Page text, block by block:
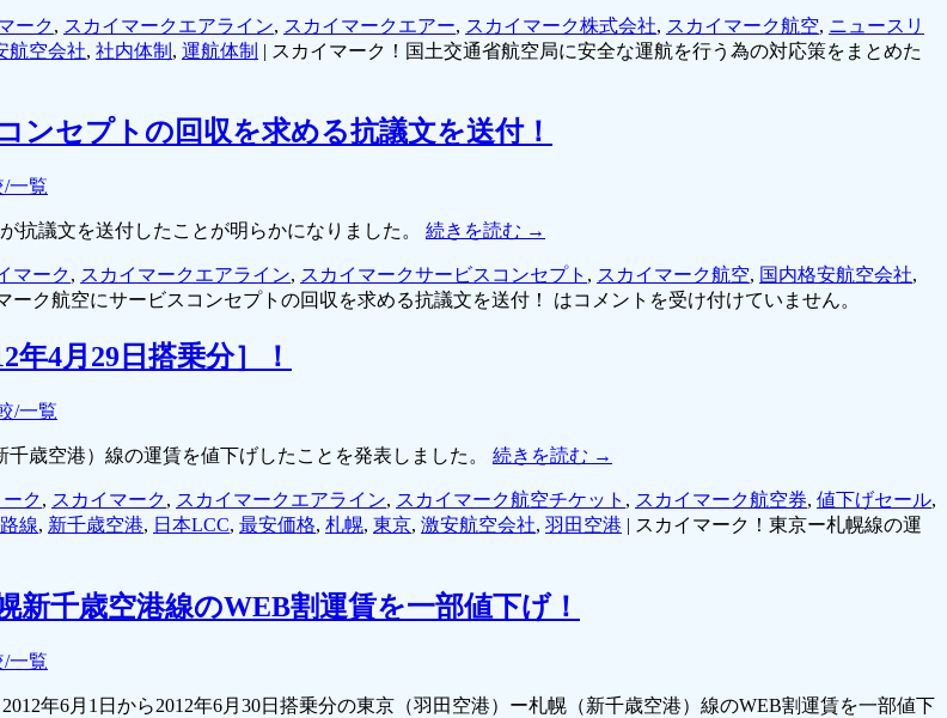
ーク, スカイマークエアライン, スカイマークエアー, スカイマーク株式会社, スカイマーク航空, ニュースリ
航空会社, 社内体制 , 運航体制 | スカイマーク！国土交通省航空局に安全な運航を行う為の対応策をまとめた
ンセプトの回収を求める抗議文を送付！
一覧
抗議文を送付したことが明らかになりました。 続きを読む →
マーク, スカイマークエアライン, スカイマークサービスコンセプト , スカイマーク航空, 国内格安航空会社,
ーク航空にサービスコンセプトの回収を求める抗議文を送付！ はコメントを受け付けていません。
4月29日搭乗分］！
/一覧
歳空港）線の運賃を値下げしたことを発表しました。 続きを読む →
ク, スカイマーク, スカイマークエアライン, スカイマーク航空チケット , スカイマーク航空券, 値下げセール,
線, 新千歳空港, 日本LCC, 最安価格, 札幌, 東京, 激安航空会社, 羽田空港 | スカイマーク！東京ー札幌線の運
千歳空港線のWEB割運賃を一部値下げ！
一覧
年6月1日から2012年6月30日搭乗分の東京（羽田空港）ー札幌（新千歳空港）線のWEB割運賃を一部値下